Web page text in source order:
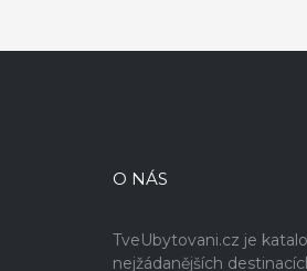
O NÁS
TveUbytovani.cz je
nejžádanějších